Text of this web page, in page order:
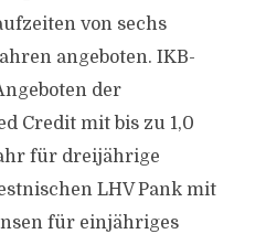
von sechs
angeboten. IKB-
der
Credit mit bis zu 1,0
für dreijährige
LHV Pank mit
für einjähriges